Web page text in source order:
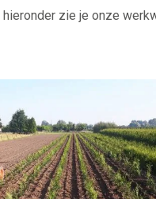
hieronder zie je onze